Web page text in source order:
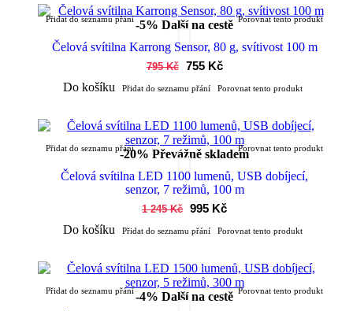
-5% Další na cestě
Přidat do seznamu přání Porovnat tento produkt
Čelová svítilna Karrong Sensor, 80 g, svítivost 100 m
795 Kč
755 Kč
Do košíku
Přidat do seznamu přání Porovnat tento produkt
-20% Převážně skladem
Přidat do seznamu přání Porovnat tento produkt
Čelová svítilna LED 1100 lumenů, USB dobíjecí,
senzor, 7 režimů, 100 m
1 245 Kč 995 Kč
Do košíku
Přidat do seznamu přání Porovnat tento produkt
-4% Další na cestě
Přidat do seznamu přání Porovnat tento produkt